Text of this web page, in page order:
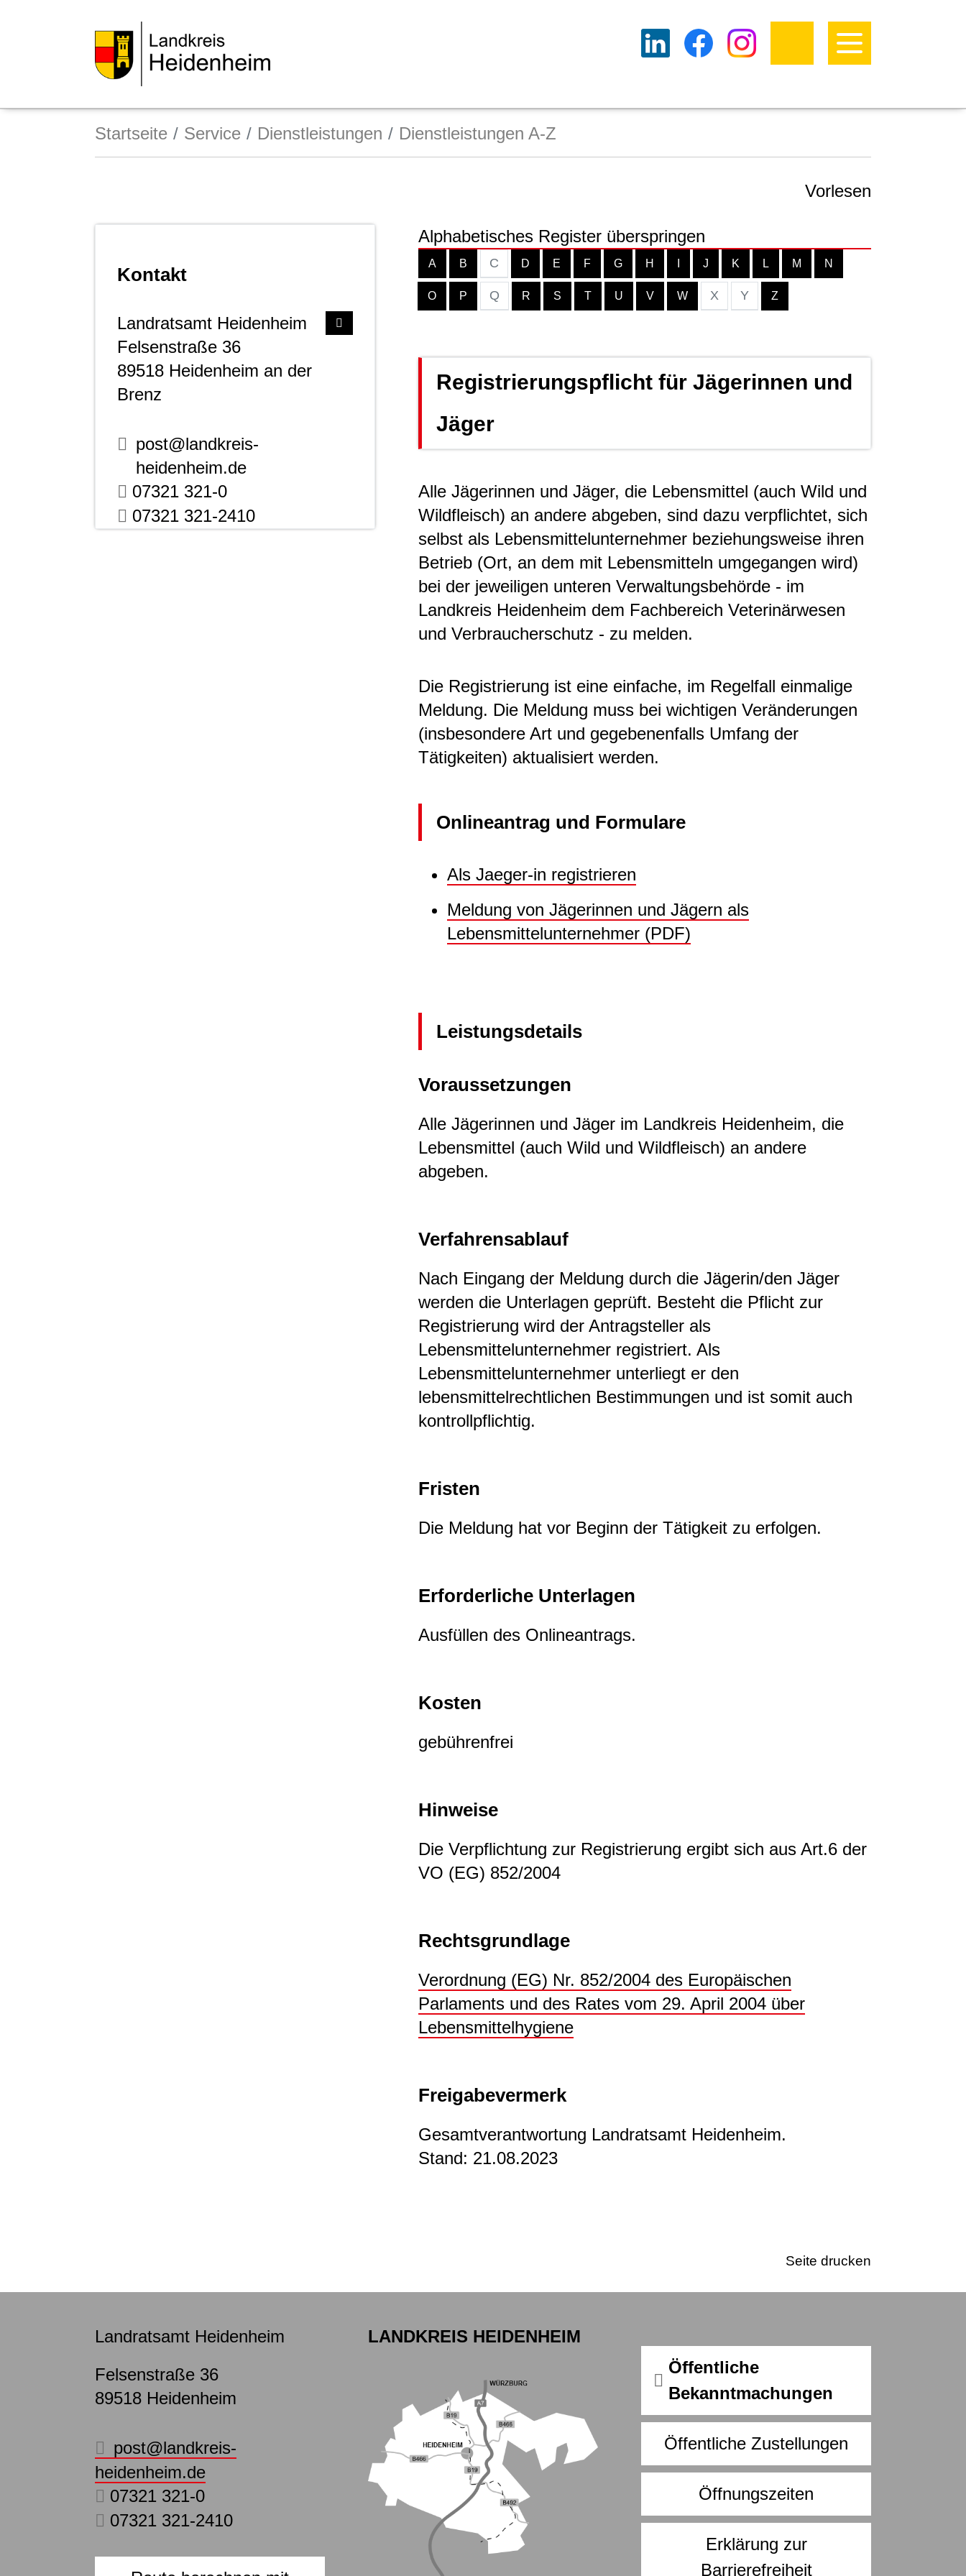
Startseite Service Dienstleistungen Dienstleistungen A-Z
Vorlesen
Kontakt
Landratsamt Heidenheim
Felsenstraße 36
89518 Heidenheim an der
Brenz
post@landkreis-
heidenheim.de
07321 321-0
07321 321-2410
Alphabetisches Register überspringen
A B C D E F G H J K L M N
O P Q R S T U V W X Y Z
Registrierungspflicht für Jägerinnen und
Jäger
Alle Jägerinnen und Jäger, die Lebensmittel (auch Wild und
Wildfleisch) an andere abgeben, sind dazu verpflichtet, sich
selbst als Lebensmittelunternehmer beziehungsweise ihren
Betrieb (Ort, an dem mit Lebensmitteln umgegangen wird)
bei der jeweiligen unteren Verwaltungsbehörde - im
Landkreis Heidenheim dem Fachbereich Veterinärwesen
und Verbraucherschutz - zu melden.
Die Registrierung ist eine einfache, im Regelfall einmalige
Meldung. Die Meldung muss bei wichtigen Veränderungen
(insbesondere Art und gegebenenfalls Umfang der
Tätigkeiten) aktualisiert werden.
Onlineantrag und Formulare
Als Jaeger-in registrieren
Meldung von Jägerinnen und Jägern als
Lebensmittelunternehmer (PDF)
Leistungsdetails
Voraussetzungen
Alle Jägerinnen und Jäger im Landkreis Heidenheim, die
Lebensmittel (auch Wild und Wildfleisch) an andere
abgeben.
Verfahrensablauf
Nach Eingang der Meldung durch die Jägerin/den Jäger
werden die Unterlagen geprüft. Besteht die Pflicht zur
Registrierung wird der Antragsteller als
Lebensmittelunternehmer registriert. Als
Lebensmittelunternehmer unterliegt er den
lebensmittelrechtlichen Bestimmungen und ist somit auch
kontrollpflichtig.
Fristen
Die Meldung hat vor Beginn der Tätigkeit zu erfolgen.
Erforderliche Unterlagen
Ausfüllen des Onlineantrags.
Kosten
gebührenfrei
Hinweise
Die Verpflichtung zur Registrierung ergibt sich aus Art.6 der
VO (EG) 852/2004
Rechtsgrundlage
Verordnung (EG) Nr. 852/2004 des Europäischen
Parlaments und des Rates vom 29. April 2004 über
Lebensmittelhygiene
Freigabevermerk
Gesamtverantwortung Landratsamt Heidenheim.
Stand: 21.08.2023
Seite drucken
Landratsamt Heidenheim
Felsenstraße 36
89518 Heidenheim
post@landkreis-
heidenheim.de
07321 321-0
07321 321-2410
LANDKREIS HEIDENHEIM
Öffentliche
Bekanntmachungen
Öffentliche Zustellungen
Öffnungszeiten
Erklärung zur
Barrierefreiheit